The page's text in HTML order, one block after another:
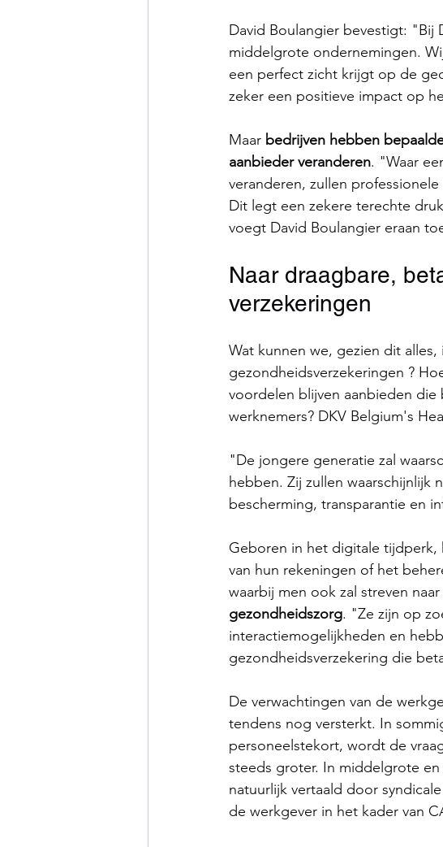
David Boulangier bevestigt: "Bij
middelgrote ondernemingen.
een perfect zicht krijgt op de
zeker een positieve impact op
Maar bedrijven hebben
aanbieder veranderen. "Waar
veranderen, zullen
Dit legt een zekere terechte
voegt David Boulangier eraan
Naar draagbare,
verzekeringen
Wat kunnen we, gezien dit
gezondheidsverzekeringen ?
voordelen blijven aanbieden
werknemers? DKV Belgium's
"De jongere generatie zal
hebben. Zij zullen waarschijnlijk
bescherming, transparantie en
Geboren in het digitale tijdperk,
van hun rekeningen of het
waarbij men ook zal streven
gezondheidszorg. "Ze zijn op
interactiemogelijkheden en
gezondheidsverzekering die
De verwachtingen van de
tendens nog versterkt. In
personeelstekort, wordt de
steeds groter. In middelgrote
natuurlijk vertaald door
de werkgever in het kader van